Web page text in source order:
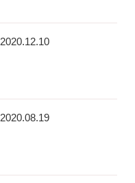
2020.12.10
2020.08.19